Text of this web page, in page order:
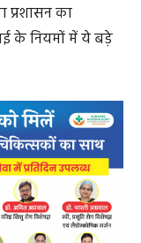
प्रशासन का
के नियमों में ये बड़े